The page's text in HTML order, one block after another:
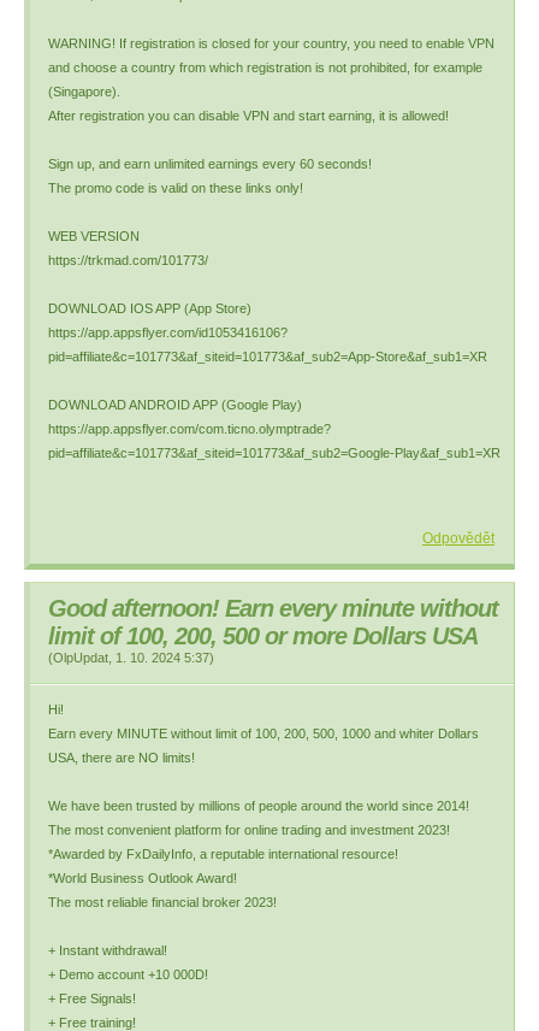
WARNING! If registration is closed for your country, you need to enable VPN
and choose a country from which registration is not prohibited, for example
(Singapore).
After registration you can disable VPN and start earning, it is allowed!
Sign up, and earn unlimited earnings every 60 seconds!
The promo code is valid on these links only!
WEB VERSION
https://trkmad.com/101773/
DOWNLOAD IOS APP (App Store)
https://app.appsflyer.com/id1053416106?
pid=affiliate&c=101773&af_siteid=101773&af_sub2=App-Store&af_sub1=XR
DOWNLOAD ANDROID APP (Google Play)
https://app.appsflyer.com/com.ticno.olymptrade?
pid=affiliate&c=101773&af_siteid=101773&af_sub2=Google-Play&af_sub1=XR
Odpovědět
Good afternoon! Earn every minute without
limit of 100, 200, 500 or more Dollars USA
(OlpUpdat 1. 10. 2024 5:37)
Hi!
Earn every MINUTE without limit of 100, 200, 500, 1000 and whiter Dollars
USA, there are NO limits!
We have been trusted by millions of people around the world since 2014!
The most convenient platform for online trading and investment 2023!
*Awarded by FxDailyInfo, a reputable international resource!
*World Business Outlook Award!
The most reliable financial broker 2023!
+ Instant withdrawal!
+ Demo account +10 000D!
+ Free Signals!
+ Free training!